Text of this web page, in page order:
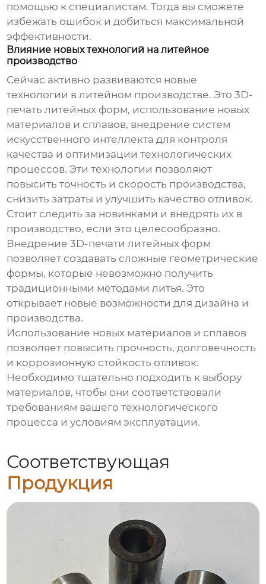
помощью к специалистам. Тогда вы сможете
избежать ошибок и добиться максимальной
эффективности.
Влияние новых технологий на литейное
производство
Сейчас активно развиваются новые
технологии в литейном производстве. Это 3D-
печать литейных форм, использование новых
материалов и сплавов, внедрение систем
искусственного интеллекта для контроля
качества и оптимизации технологических
процессов. Эти технологии позволяют
повысить точность и скорость производства,
снизить затраты и улучшить качество отливок.
Стоит следить за новинками и внедрять их в
производство, если это целесообразно.
Внедрение 3D-печати литейных форм
позволяет создавать сложные геометрические
формы, которые невозможно получить
традиционными методами литья. Это
открывает новые возможности для дизайна и
производства.
Использование новых материалов и сплавов
позволяет повысить прочность, долговечность
и коррозионную стойкость отливок.
Необходимо тщательно подходить к выбору
материалов, чтобы они соответствовали
требованиям вашего технологического
процесса и условиям эксплуатации.
Соответствующая
Продукция